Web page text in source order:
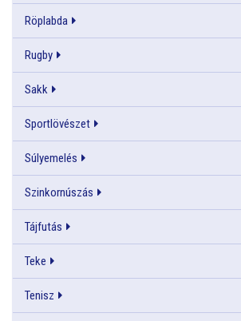
Röplabda
Rugby
Sakk
Sportlövészet
Súlyemelés
Szinkornúszás
Tájfutás
Teke
Tenisz